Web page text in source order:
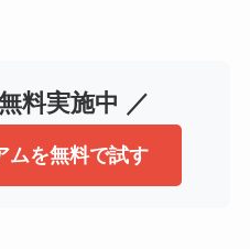
料実施中 ／
ムを無料で試す